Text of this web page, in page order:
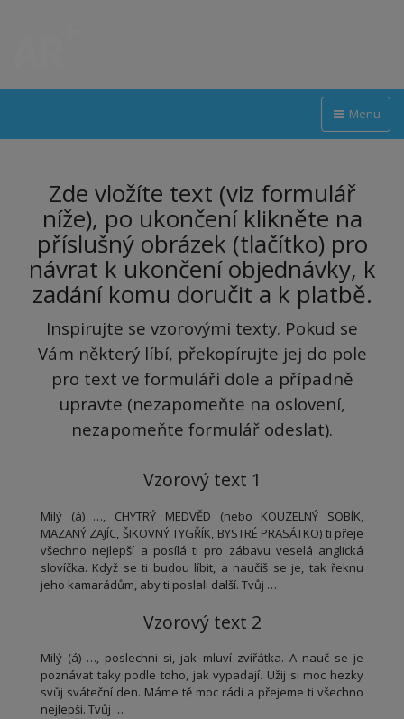
Menu
Zde vložíte text (viz formulář
níže), po ukončení klikněte na
příslušný obrázek (tlačítko) pro
návrat k ukončení objednávky, k
zadání komu doručit a k platbě.
Inspirujte se vzorovými texty. Pokud se
Vám některý líbí, překopírujte jej do pole
pro text ve formuláři dole a případně
upravte (nezapomeňte na oslovení,
nezapomeňte formulář odeslat).
Vzorový text 1
Milý (á) …, CHYTRÝ MEDVĚD (nebo KOUZELNÝ SOBÍK,
MAZANÝ ZAJÍC, ŠIKOVNÝ TYGŘÍK, BYSTRÉ PRASÁTKO) ti přeje
všechno nejlepší a posílá ti pro zábavu veselá anglická
slovíčka. Když se ti budou líbit, a naučíš se je, tak řeknu
jeho kamarádům, aby ti poslali další. Tvůj …
Vzorový text 2
Milý (á) …, poslechni si, jak mluví zvířátka. A nauč se je
poznávat taky podle toho, jak vypadají. Užij si moc hezky
svůj sváteční den. Máme tě moc rádi a přejeme ti všechno
nejlepší. Tvůj …